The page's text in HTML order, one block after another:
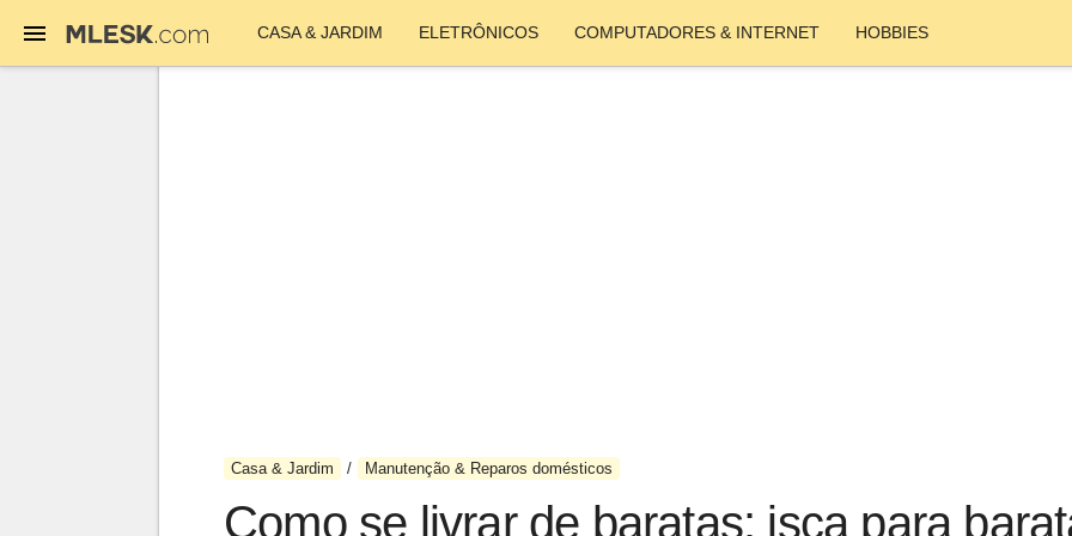
CASA & JARDIM ELETRÔNICOS COMPUTADORES & INTERNET HOBBIES
Casa & Jardim Manutenção & Reparos domésticos
Como se livrar de baratas: isca para